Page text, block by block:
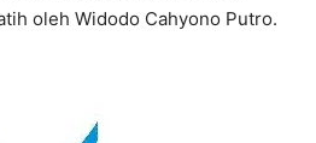
oleh Widodo Cahyono Putro.